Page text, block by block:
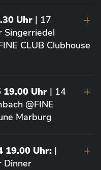
Uhr | 17
Singerriedel
CLUB Clubhouse
19.00 Uhr | 14
@FINE
Marburg
19.00 Uhr: |
Dinner